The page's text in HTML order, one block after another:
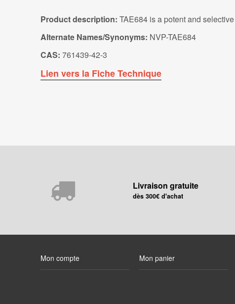
Product description: TAE684 is a potent and
Alternate Names/Synonyms: NVP-TAE684
CAS: 761439-42-3
Lien vers la Fiche Technique
Livraison gratuite
dès 300€ d'achat
Mon compte Mon panier